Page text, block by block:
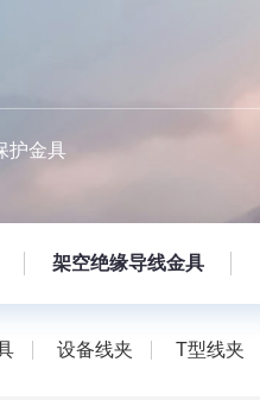
护金具
架空绝缘导线金具
设备线夹 T型线夹